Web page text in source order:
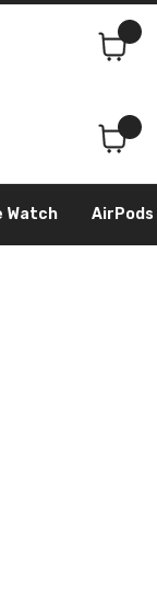
Поиск